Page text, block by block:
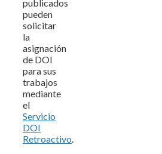
publicados
pueden
solicitar
la
asignación
de DOI
para sus
trabajos
mediante
el
Servicio
DOI
Retroactivo.